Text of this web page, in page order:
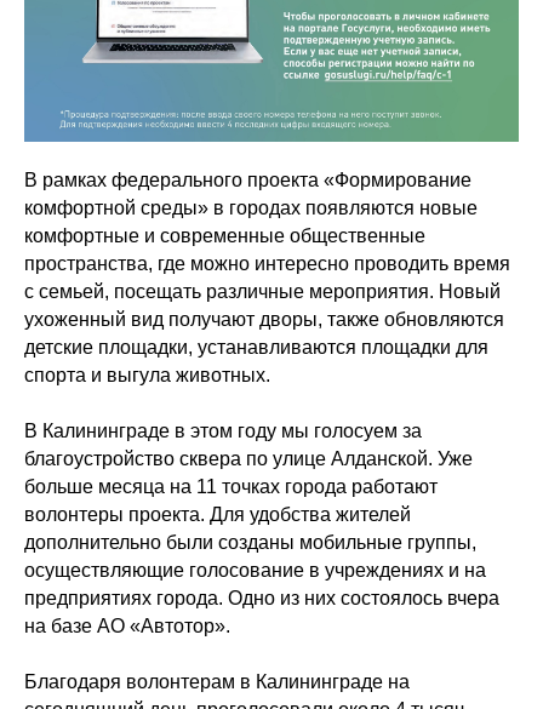
В рамках федерального проекта «Формирование
комфортной среды» в городах появляются новые
комфортные и современные общественные
пространства, где можно интересно проводить время
с семьей, посещать различные мероприятия. Новый
ухоженный вид получают дворы, также обновляются
детские площадки, устанавливаются площадки для
спорта и выгула животных.
В Калининграде в этом году мы голосуем за
благоустройство сквера по улице Алданской. Уже
больше месяца на 11 точках города работают
волонтеры проекта. Для удобства жителей
дополнительно были созданы мобильные группы,
осуществляющие голосование в учреждениях и на
предприятиях города. Одно из них состоялось вчера
на базе АО «Автотор».
Благодаря волонтерам в Калининграде на